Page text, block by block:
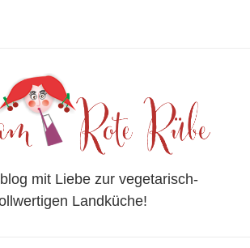
mit Liebe zur vegetarisch-
Landküche!